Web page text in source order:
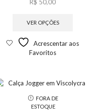
R$ 50,00
VER OPÇÕES
Acrescentar aos
Favoritos
FORA DE
ESTOQUE